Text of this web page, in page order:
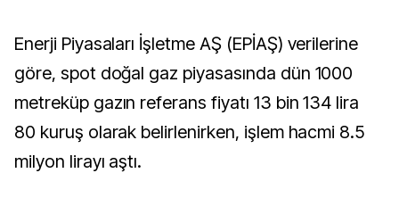
Enerji Piyasaları İşletme AŞ (EPİAŞ) verilerine
göre, spot doğal gaz piyasasında dün 1000
metreküp gazın referans fiyatı 13 bin 134 lira
80 kuruş olarak belirlenirken, işlem hacmi 8.5
milyon lirayı aştı.